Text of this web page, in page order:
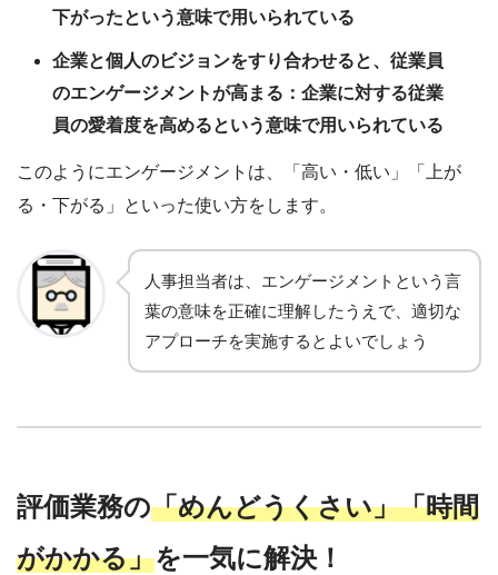
下がったという意味で用いられている
企業と個人のビジョンをすり合わせると、従業員
のエンゲージメントが高まる：企業に対する従業
員の愛着度を高めるという意味で用いられている
このようにエンゲージメントは、「高い・低い」「上が
る・下がる」といった使い方をします。
人事担当者は、エンゲージメントという言
葉の意味を正確に理解したうえで、適切な
アプローチを実施するとよいでしょう
評価業務の「めんどうくさい」「時間
がかかる」を一気に解決！